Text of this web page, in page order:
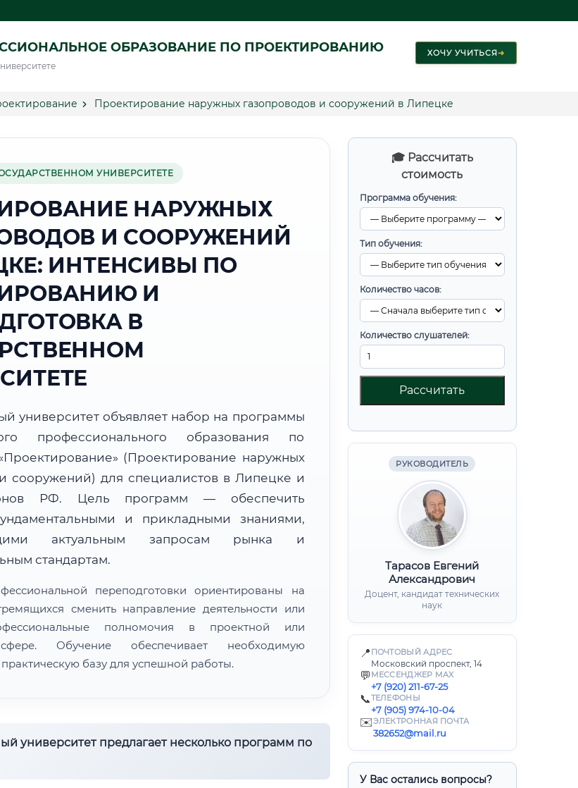
ОБРАЗОВАНИЕ ПО ПРОЕКТИРОВАНИЮ ХОЧУ УЧИТЬСЯ➜
Проектирование наружных газопроводов и сооружений в Липецке
🎓 Рассчитать
стоимость
Программа обучения:
Тип обучения:
Количество часов:
Количество слушателей:
Рассчитать
РУКОВОДИТЕЛЬ
Тарасов Евгений
Александрович
Доцент, кандидат технических
наук
📍 ПОЧТОВЫЙ АДРЕС
Московский проспект, 14
💬 МЕССЕНДЖЕР MAX
+7 (920) 211-67-25
📞ТЕЛЕФОНЫ
+7 (905) 974-10-04
✉️ЭЛЕКТРОННАЯ ПОЧТА
382652@mail.ru
У Вас остались вопросы?
УНИВЕРСИТЕТЕ
НАРУЖНЫХ
И СООРУЖЕНИЙ
ИНТЕНСИВЫ ПО
И
В
университет объявляет набор на программы
профессионального образования по
(Проектирование наружных
сооружений) для специалистов в Липецке и
РФ. Цель программ — обеспечить
и прикладными знаниями,
актуальным запросам рынка и
стандартам.
переподготовки ориентированы на
сменить направление деятельности или
полномочия в проектной или
Обучение обеспечивает необходимую
базу для успешной работы.
университет предлагает несколько программ по